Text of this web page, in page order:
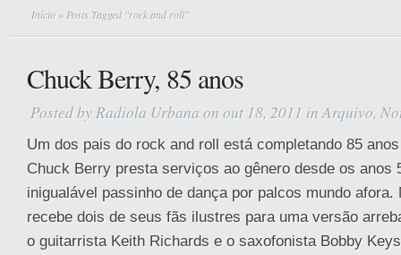
Início » Posts Tagged "rock and roll"
Chuck Berry, 85 anos
Posted by Radiola Urbana on out 18, 2011 inArquivo,
Um dos pais do rock and roll está completando 85
Chuck Berry presta serviços ao gênero desde os anos
inigualável passinho de dança por palcos mundo
recebe dois de seus fãs ilustres para uma versão
o guitarrista Keith Richards e o saxofonista Bobby